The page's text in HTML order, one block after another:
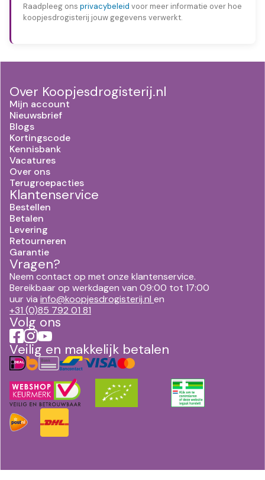
Raadpleeg ons privacybeleid voor meer informatie over hoe
koopjesdrogisterij jouw gegevens verwerkt.
Over Koopjesdrogisterij.nl
Mijn account
Nieuwsbrief
Blogs
Kortingscode
Kennisbank
Vacatures
Over ons
Terugroepacties
Klantenservice
Bestellen
Betalen
Levering
Retourneren
Garantie
Vragen?
Neem contact op met onze klantenservice.
Bereikbaar op werkdagen van 09:00 tot 17:00
uur via info@koopjesdrogisterij.nl en
+31 (0)85 792 01 81
Volg ons
Veilig en makkelijk betalen